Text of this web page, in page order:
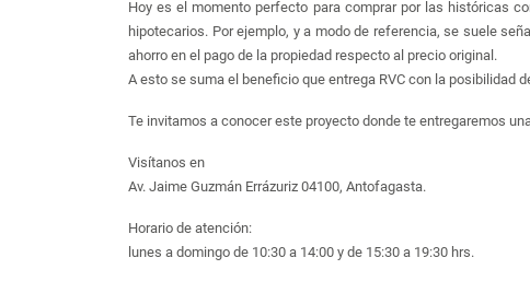
Hoy es el momento perfecto para comprar por las históricas
hipotecarios. Por ejemplo, y a modo de referencia, se suele
ahorro en el pago de la propiedad respecto al precio original.
A esto se suma el beneficio que entrega RVC con la posibilidad
Te invitamos a conocer este proyecto donde te entregaremos
Visítanos en
Av. Jaime Guzmán Errázuriz 04100, Antofagasta.
Horario de atención:
lunes a domingo de 10:30 a 14:00 y de 15:30 a 19:30 hrs.